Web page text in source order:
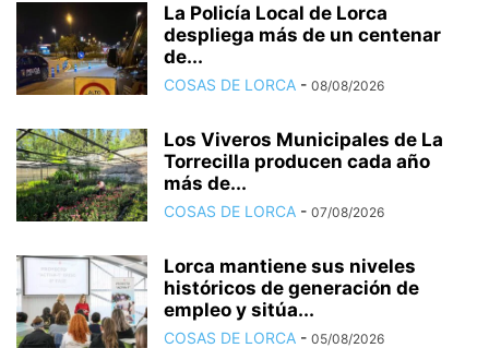
La Policía Local de Lorca
despliega más de un centenar
de...
COSAS DE LORCA - 08/08/2026
Los Viveros Municipales de La
Torrecilla producen cada año
más de...
COSAS DE LORCA - 07/08/2026
Lorca mantiene sus niveles
históricos de generación de
empleo y sitúa...
COSAS DE LORCA - 05/08/2026